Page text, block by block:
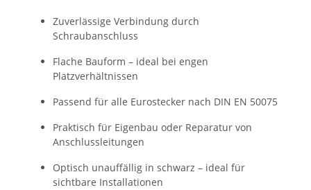
Zuverlässige Verbindung durch
Schraubanschluss
Flache Bauform – ideal bei engen
Platzverhältnissen
Passend für alle Eurostecker nach DIN EN 50075
Praktisch für Eigenbau oder Reparatur von
Anschlussleitungen
Optisch unauffällig in schwarz – ideal für
sichtbare Installationen